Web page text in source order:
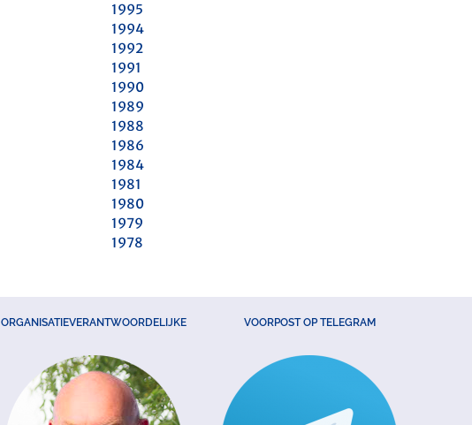
1995
1994
1992
1991
1990
1989
1988
1986
1984
1981
1980
1979
1978
ORGANISATIEVERANTWOORDELIJKE VOORPOST OP TELEGRAM